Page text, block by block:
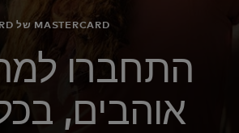
כרטיסי PASSION CARD של MASTERCARD
התחברו
אוהבים,